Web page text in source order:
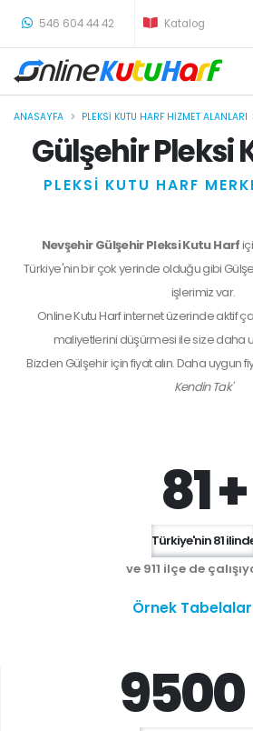
546 604 44 42 Katalog
ANASAYFA PLEKSI KUTU HARF HIZMET ALANLARI
Gülşehir Pleksi
PLEKSİ KUTU HARF
Nevşehir Gülşehir Pleksi Kutu Harf
Türkiye'nin bir çok yerinde olduğu gibi
işlerimiz var.
Online Kutu Harf internet üzerinde aktif
maliyetlerini düşürmesi ile size daha
Bizden Gülşehiriçin fiyat alın. Daha uygun
Kendin Tak'
81 +
Türkiye'nin 81
ve 911 ilçe de
Örnek Tabelalar